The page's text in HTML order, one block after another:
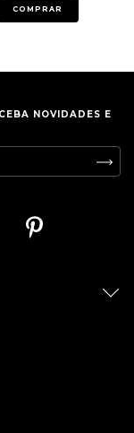
COMPRAR
NOVIDADES E